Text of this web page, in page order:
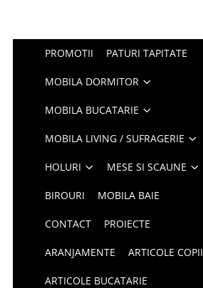
PROMOTII PATURI TAPITATE
MOBILA DORMITOR
MOBILA BUCATARIE
MOBILA LIVING / SUFRAGERIE
HOLURI MESE SI SCAUNE
BIROURI MOBILA BAIE
CONTACT PROIECTE
ARANJAMENTE ARTICOLE COPII
ARTICOLE BUCATARIE